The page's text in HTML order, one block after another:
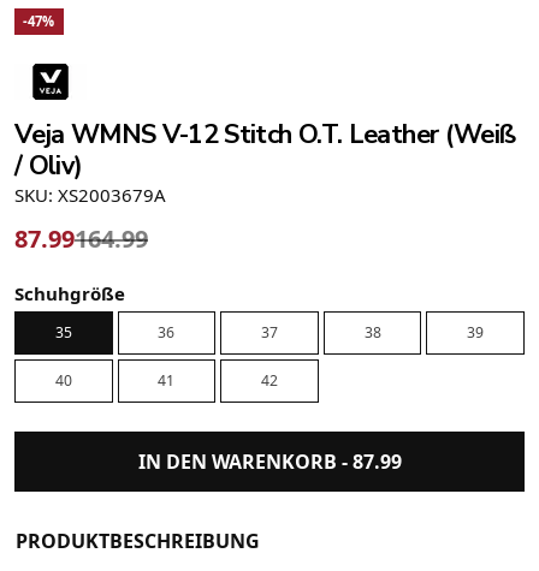
-47%
Veja WMNS V-12 Stitch O.T. Leather (Weiß
/ Oliv)
SKU: XS2003679A
87.99164.99
Schuhgröße
35 36 37 38 39
40 41 42
IN DEN WARENKORB -87.99
PRODUKTBESCHREIBUNG